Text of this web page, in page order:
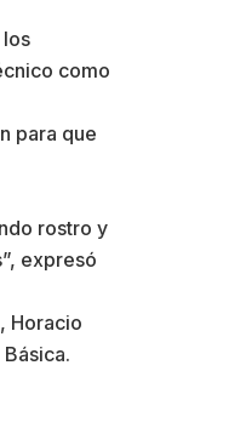
como
para que
rostro y
expresó
Horacio